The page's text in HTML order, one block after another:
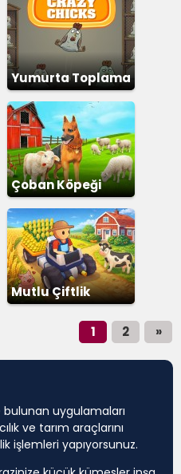
Yumurta Toplama
Çoban Köpeği
Mutlu Çiftlik
1 2 »
uygulamaları
ve tarım araçlarını
işlemleri yapıyorsunuz.